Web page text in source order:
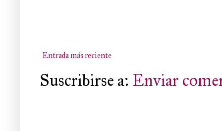
Entrada más reciente
Suscribirse a: Enviar